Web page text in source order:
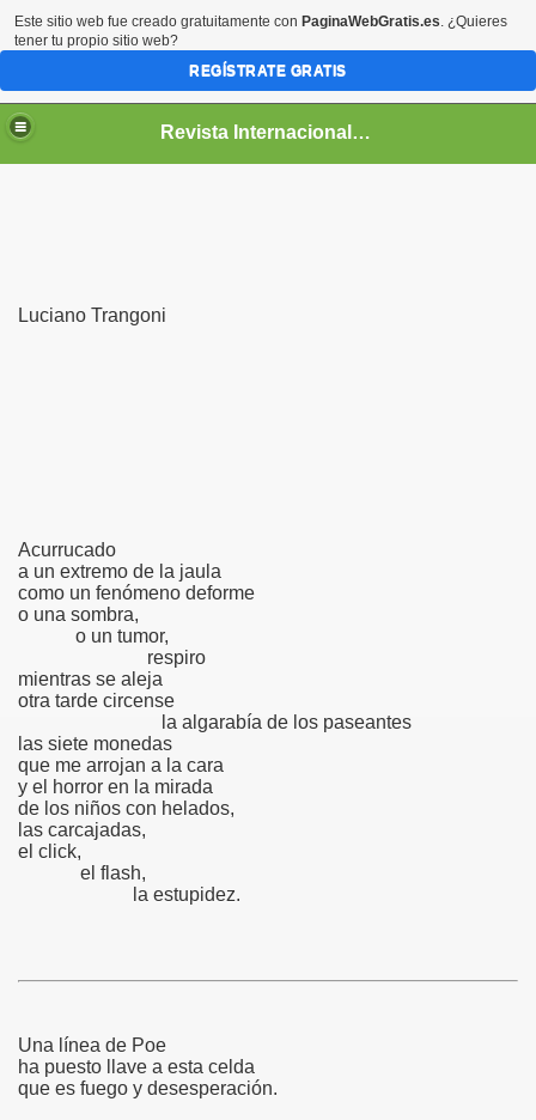
Revista Internacional de Poesía "Poesía de Rosario" Nº 19
Luciano Trangoni
Acurrucado
a un extremo de la jaula
como un fenómeno deforme
o una sombra,
o un tumor,
respiro
mientras se aleja
otra tarde circense
la algarabía de los paseantes
las siete monedas
que me arrojan a la cara
y el horror en la mirada
de los niños con helados,
las carcajadas,
el click,
el flash,
la estupidez.
Una línea de Poe
ha puesto llave a esta celda
que es fuego y desesperación.
Este sitio web fue creado gratuitamente con PaginaWebGratis.es. ¿Quieres
tener tu propio sitio web?
REGÍSTRATE GRATIS